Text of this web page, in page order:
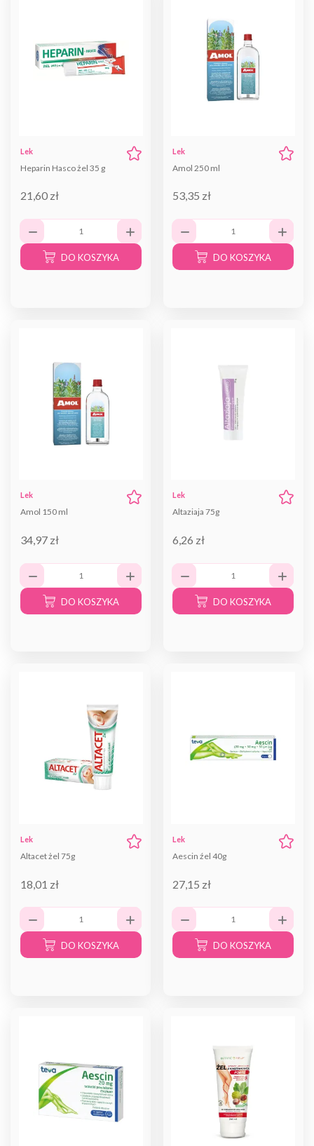
Lek
Heparin Hasco żel 35 g
21,60 zł
DO KOSZYKA
Lek
Amol 250 ml
53,35 zł
DO KOSZYKA
Lek
Amol 150 ml
34,97 zł
DO KOSZYKA
Lek
Altaziaja 75g
6,26 zł
DO KOSZYKA
Lek
Altacet żel 75g
18,01 zł
DO KOSZYKA
Lek
Aescin źel 40g
27,15 zł
DO KOSZYKA